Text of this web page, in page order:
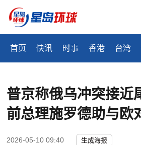
首页 快讯 时事 香港 台湾
普京称俄乌冲突接近
前总理施罗德助与欧
2026-05-10 09:40 生成海报